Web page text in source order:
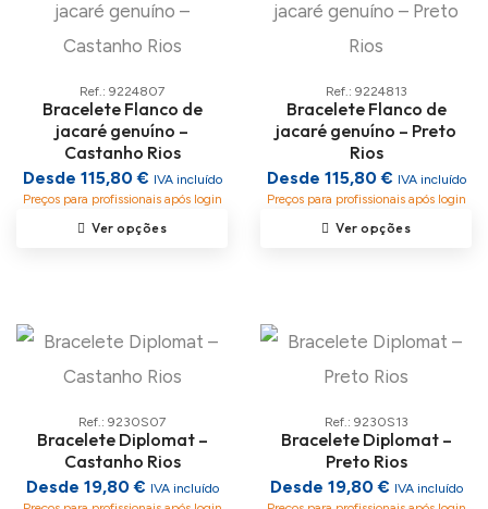
Ref.: 9224807
Bracelete Flanco de
jacaré genuíno –
Castanho Rios
Desde 115,80 € IVA incluído
Preços para profissionais após login
Ver opções
Ref.: 9224813
Bracelete Flanco de
jacaré genuíno – Preto
Rios
Desde 115,80 € IVA incluído
Preços para profissionais após login
Ver opções
Ref.: 9230S07
Bracelete Diplomat –
Castanho Rios
Desde 19,80 € IVA incluído
Ref.: 9230S13
Bracelete Diplomat –
Preto Rios
Desde 19,80 € IVA incluído